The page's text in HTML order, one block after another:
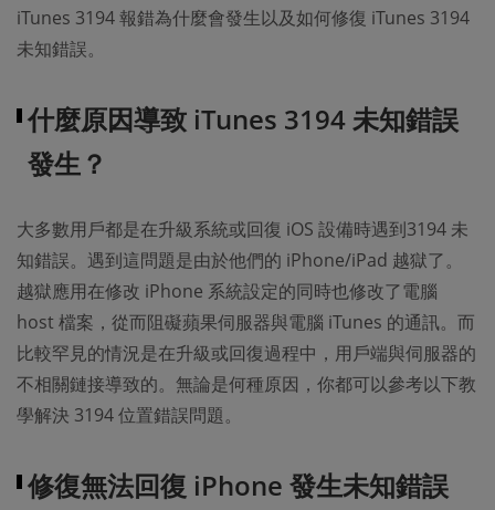
iTunes 3194 報錯為什麼會發生以及如何修復 iTunes 3194
未知錯誤。
什麼原因導致 iTunes 3194 未知錯誤
發生？
大多數用戶都是在升級系統或回復 iOS 設備時遇到3194 未
知錯誤。遇到這問題是由於他們的 iPhone/iPad 越獄了。
越獄應用在修改 iPhone 系統設定的同時也修改了電腦
host 檔案，從而阻礙蘋果伺服器與電腦 iTunes 的通訊。而
比較罕見的情況是在升級或回復過程中，用戶端與伺服器的
不相關鏈接導致的。無論是何種原因，你都可以參考以下教
學解決 3194 位置錯誤問題。
修復無法回復 iPhone 發生未知錯誤